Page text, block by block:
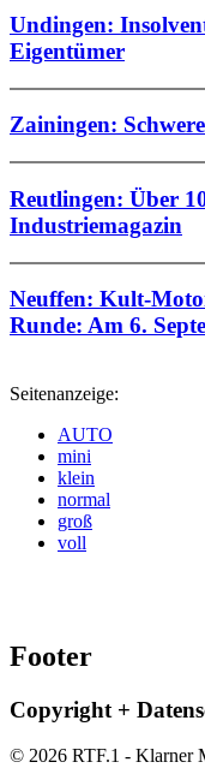
Undingen:
Eigentümer
Zainingen:
Reutlingen: Über
Industriemagazin
Neuffen: Kult-
Runde: Am 6.
Seitenanzeige:
AUTO
mini
klein
normal
groß
voll
Footer
Copyright +
© 2026 RTF.1 - Klarner